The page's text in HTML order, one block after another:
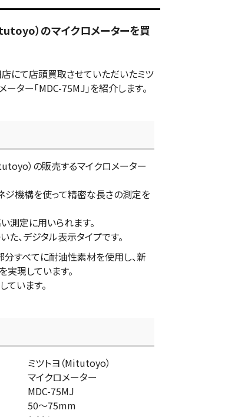
）のマイクロメーターを買
にて店頭買取させていただいたミツ
ター「MDC-75MJ」を紹介します。
）の販売するマイクロメーター
ジ機構を使って精密な長さの測定を
測定に用いられます。
、デジタル表示タイプです。
すべてに耐油性素材を使用し、新
現しています。
います。
ミツトヨ（Mitutoyo）
マイクロメーター
MDC-75MJ
50～75mm